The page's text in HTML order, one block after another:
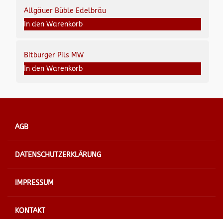
Allgäuer Büble Edelbräu
In den Warenkorb
Bitburger Pils MW
In den Warenkorb
AGB
DATENSCHUTZERKLÄRUNG
IMPRESSUM
KONTAKT